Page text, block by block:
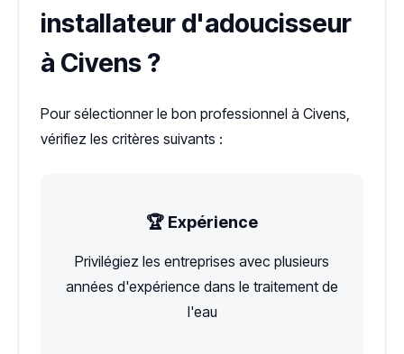
installateur d'adoucisseur
à Civens ?
Pour sélectionner le bon professionnel à Civens,
vérifiez les critères suivants :
🏆 Expérience
Privilégiez les entreprises avec plusieurs
années d'expérience dans le traitement de
l'eau